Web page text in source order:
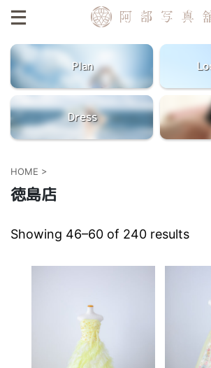
Plan
Dress
HOME >
徳島店
Showing 46–60 of 240 results